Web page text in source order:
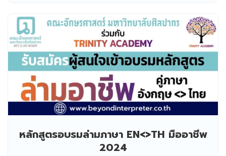
หลักสูตรอบรมล่ามภาษา EN<>TH มืออาชีพ
2024